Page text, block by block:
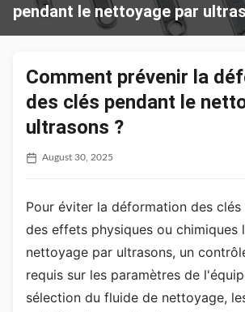
pendant le nettoyage par
Comment prévenir la
des clés pendant le
ultrasons ?
August 30, 2025
Pour éviter la déformation des clés
des effets physiques ou chimiques
nettoyage par ultrasons, un
requis sur les paramètres de
sélection du fluide de nettoyage,